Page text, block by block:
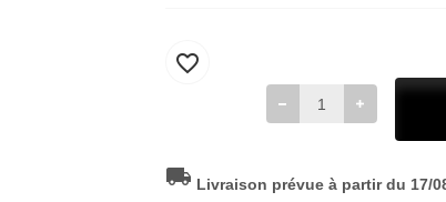
favorite_border
local_shipping Livraison prévue à partir du 17/